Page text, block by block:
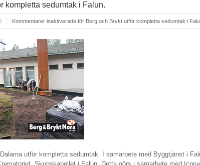
kompletta sedumtak i Falun.
Kommentarer inaktiverade för Berg och Brykt utför kompletta sedumtak i
utför kompletta sedumtak. I samarbete med Byggtjänst i